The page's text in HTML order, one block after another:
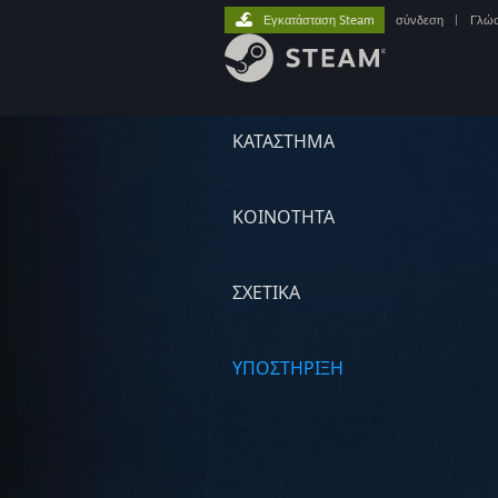
ΚΑΤΑΣΤΗΜΑ
ΚΟΙΝΟΤΗΤΑ
ΣΧΕΤΙΚΆ
ΥΠΟΣΤΗΡΙΞΗ
Εγκατάσταση Steam σύνδεση